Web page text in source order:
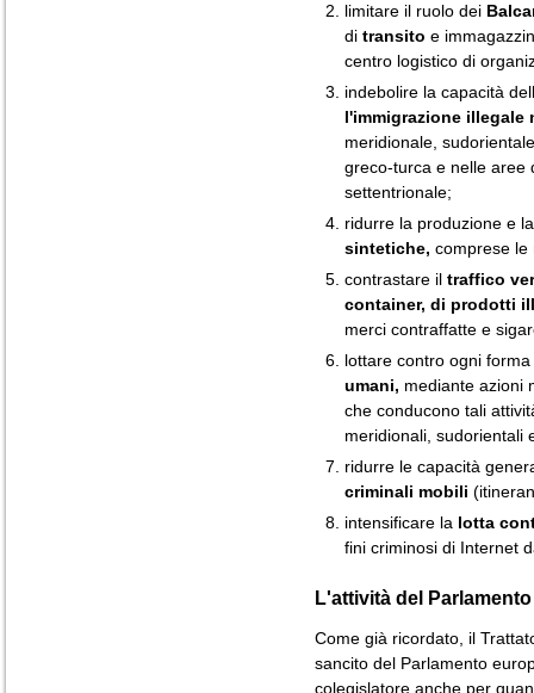
limitare il ruolo dei
di transito e
centro logistico di
indebolire la capacità
l'immigrazione illegale
meridionale,
greco-turca e nelle aree
settentrionale;
ridurre la produzione e
sintetiche, comprese le
contrastare il traffico
container, di prodotti
merci contraffatte e
lottare contro ogni
umani, mediante azioni
che conducono tali
meridionali, sudorientali
ridurre le capacità
criminali mobili
intensificare la lotta
fini criminosi di Internet
L'attività del
Come già ricordato, il
sancito del Parlamento
colegislatore anche per